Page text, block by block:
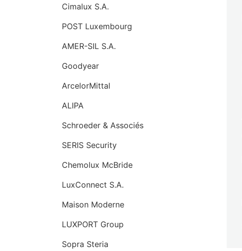
Cimalux S.A.
POST Luxembourg
AMER-SIL S.A.
Goodyear
ArcelorMittal
ALIPA
Schroeder & Associés
SERIS Security
Chemolux McBride
LuxConnect S.A.
Maison Moderne
LUXPORT Group
Sopra Steria